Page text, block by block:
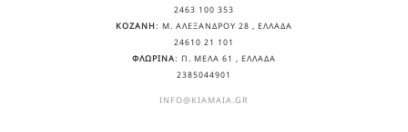
2463 100 353
ΚΟΖΑΝΗ: Μ. ΑΛΕΞΆΝΔΡΟΥ 28 , ΕΛΛΆΔΑ
24610 21 101
ΦΛΩΡΙΝΑ: Π. ΜΕΛΑ 61 , ΕΛΛΆΔΑ
2385044901
INFO@KIAMAIA.GR